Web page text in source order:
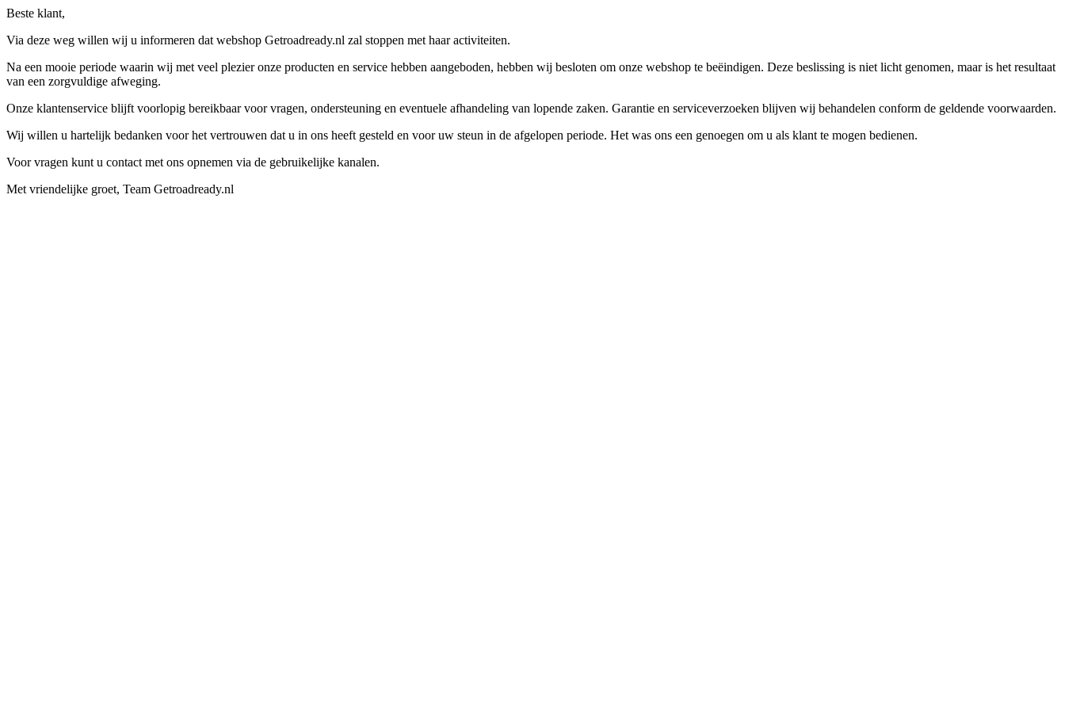
Beste klant,
Via deze weg willen wij u informeren dat webshop Getroadready.nl zal stoppen met haar activiteiten.
Na een mooie periode waarin wij met veel plezier onze producten en service hebben aangeboden, hebben wij besloten om onze webshop te beëindigen. Deze beslissing is niet licht genomen, maar is het resultaat
van een zorgvuldige afweging.
Onze klantenservice blijft voorlopig bereikbaar voor vragen, ondersteuning en eventuele afhandeling van lopende zaken. Garantie en serviceverzoeken blijven wij behandelen conform de geldende voorwaarden.
Wij willen u hartelijk bedanken voor het vertrouwen dat u in ons heeft gesteld en voor uw steun in de afgelopen periode. Het was ons een genoegen om u als klant te mogen bedienen.
Voor vragen kunt u contact met ons opnemen via de gebruikelijke kanalen.
Met vriendelijke groet, Team Getroadready.nl